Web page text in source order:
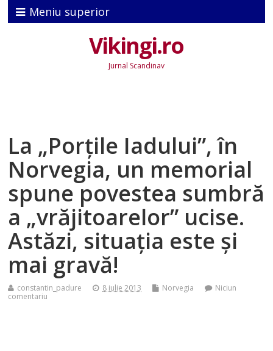
Meniu superior
Vikingi.ro
Jurnal Scandinav
La „Porţile Iadului”, în
Norvegia, un memorial
spune povestea sumbră
a „vrăjitoarelor” ucise.
Astăzi, situaţia este şi
mai gravă!
constantin_padure 8 iulie 2013 Norvegia
Niciun
comentariu